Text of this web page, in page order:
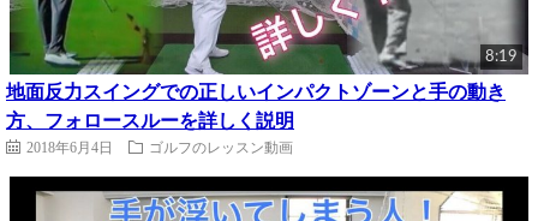
8:19
地面反力スイングでの正しいインパクトゾーンと手の動き
方、フォロースルーを詳しく説明
2018年6月4日 ゴルフのレッスン動画